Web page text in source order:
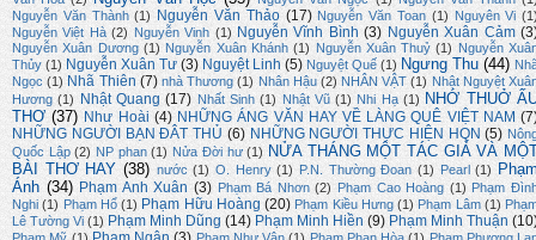
Nguyễn Văn Thành (1) Nguyễn Văn Thảo (17) Nguyễn Văn Toan (1) Nguyên Vi
Nguyễn Việt Hà (2) Nguyễn Vinh (1) Nguyễn Vĩnh Bình (3) Nguyễn Xuân Cảm
Nguyễn Xuân Dương (1) Nguyễn Xuân Khánh (1) Nguyễn Xuân Thuỷ (1) Nguyễn
Thủy (1) Nguyễn Xuân Tư (3) Nguyệt Linh (5) Nguyệt Quế (1) Ngưng Thu (44)
Ngọc (1) Nhã Thiên (7) nhà Thương (1) Nhân Hậu (2) NHÂN VẬT (1) Nhật Nguyệt
Hương (1) Nhật Quang (17) Nhất Sinh (1) Nhật Vũ (1) Nhi Hạ (1) NHỚ THUỞ
THƠ (37) Như Hoài (4) NHỮNG ÁNG VĂN HAY VỀ LÀNG QUÊ VIỆT NAM
NHỮNG NGƯỜI BẠN ĐÂT THỦ (6) NHỮNG NGƯỜI THỰC HIỆN HQN (5)
Quốc Lập (2) NP phan (1) Nửa Đời hư (1) NỬA THÁNG MỘT TÁC GIẢ VÀ
BÀI THƠ HAY (38) nước (1) O. Henry (1) P.N. Thường Đoan (1) Pearl (1)
Ánh (34) Phạm Anh Xuân (3) Phạm Bá Nhơn (2) Phạm Cao Hoàng (1) Phạm
Nghi (1) Phạm Hổ (1) Phạm Hữu Hoàng (20) Phạm Kiều Hưng (1) Phạm Lâm (1)
Lê Tường Vi (1) Phạm Minh Dũng (14) Phạm Minh Hiền (9) Phạm Minh Thuận